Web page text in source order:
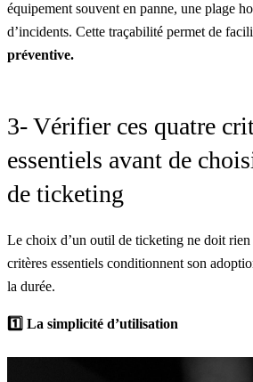
équipement souvent en panne, une plage
d’incidents. Cette traçabilité permet de
préventive.
3- Vérifier ces quatre
essentiels avant de
de ticketing
Le choix d’un outil de ticketing ne doit rien
critères essentiels conditionnent son
la durée.
1️⃣ La simplicité d’utilisation